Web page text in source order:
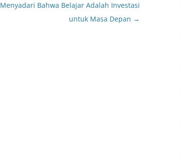
Menyadari Bahwa Belajar Adalah Investasi
untuk Masa Depan →